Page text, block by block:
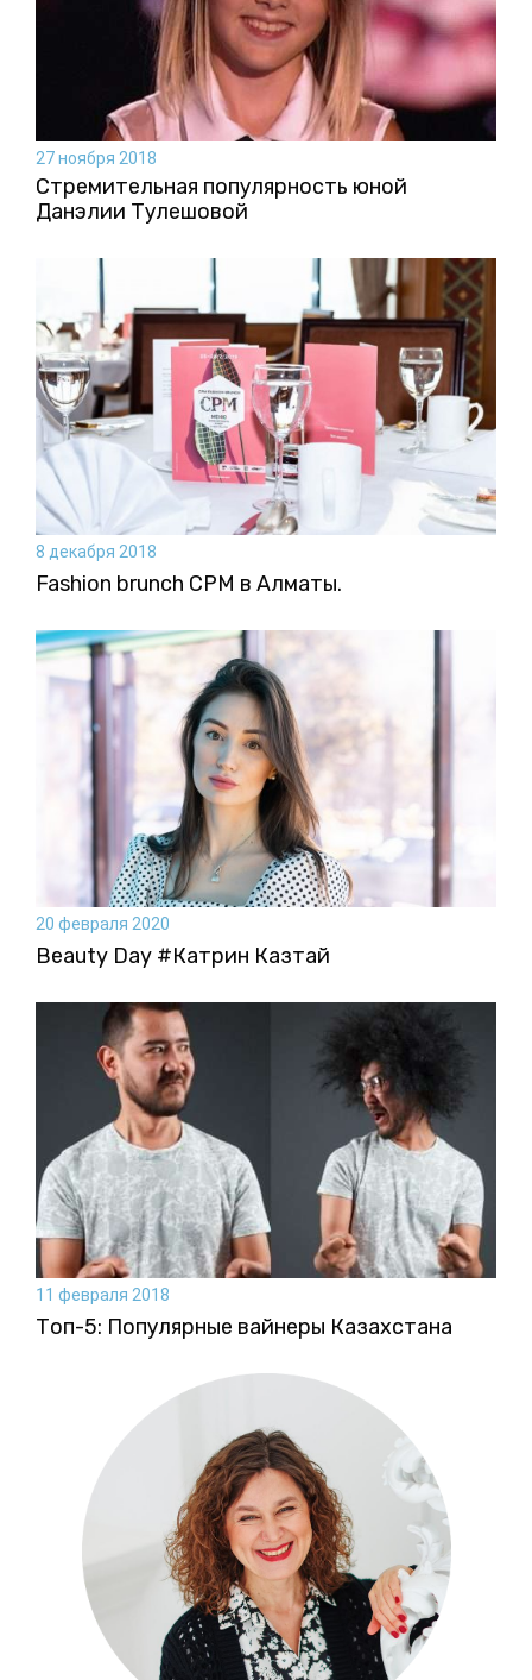
27 ноября 2018
Стремительная популярность юной
Данэлии Тулешовой
8 декабря 2018
Fashion brunch CPM в Алматы.
20 февраля 2020
Beauty Day #Катрин Казтай
11 февраля 2018
Топ-5: Популярные вайнеры Казахстана